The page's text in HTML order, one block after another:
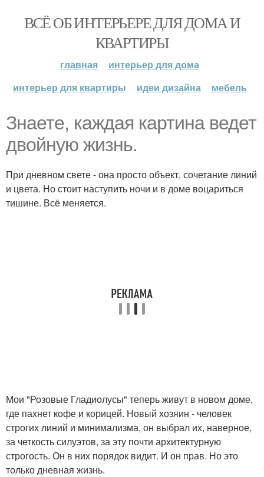
ВСЁ ОБ ИНТЕРЬЕРЕ ДЛЯ ДОМА И
КВАРТИРЫ
главная
интерьер для дома
интерьер для квартиры
идеи дизайна мебель
Знаете, каждая картина ведет
двойную жизнь.
При дневном свете - она просто объект, сочетание линий
и цвета. Но стоит наступить ночи и в доме воцариться
тишине. Всё меняется.
Мои "Розовые Гладиолусы" теперь живут в новом доме,
где пахнет кофе и корицей. Новый хозяин - человек
строгих линий и минимализма, он выбрал их, наверное,
за четкость силуэтов, за эту почти архитектурную
строгость. Он в них порядок видит. И он прав. Но это
только дневная жизнь.